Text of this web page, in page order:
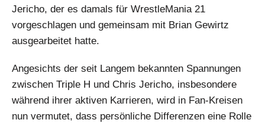
Jericho, der es damals für WrestleMania 21
vorgeschlagen und gemeinsam mit Brian Gewirtz
ausgearbeitet hatte.
Angesichts der seit Langem bekannten Spannungen
zwischen Triple H und Chris Jericho, insbesondere
während ihrer aktiven Karrieren, wird in Fan-Kreisen
nun vermutet, dass persönliche Differenzen eine Rolle